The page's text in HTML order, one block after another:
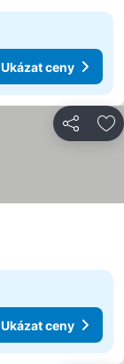
Ukázat ceny
Sdílet
Ukázat ceny